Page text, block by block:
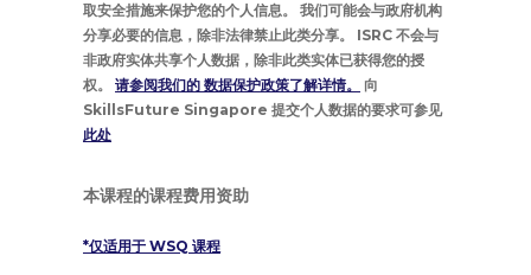
取安全措施来保护您的个人信息。 我们可能会与政府机构
分享必要的信息，除非法律禁止此类分享。 ISRC 不会与
非政府实体共享个人数据，除非此类实体已获得您的授
权。 请参阅我们的 数据保护政策了解详情。
向
SkillsFuture Singapore 提交个人数据的要求可参见
此处
本课程的课程费用资助
*仅适用于 WSQ 课程